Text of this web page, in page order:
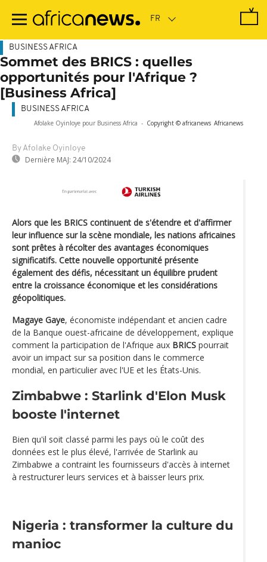
contenu
BUSINESS AFRICA
Sommet des BRICS : quelles
opportunités pour l'Afrique ?
[Business Africa]
Afolake Oyinloye pour Business Africa - Copyright © africanews Africanews
By Afolake Oyinloye
Dernière MAJ: 24/10/2024
BUSINESS AFRICA
Alors que les BRICS continuent de s'étendre et d'affirmer
leur influence sur la scène mondiale, les nations africaines
sont prêtes à récolter des avantages économiques
significatifs. Cette nouvelle opportunité présente
également des défis, nécessitant un équilibre prudent
entre la croissance économique et les considérations
géopolitiques.
Magaye Gaye, économiste indépendant et ancien cadre
de la Banque ouest-africaine de développement, explique
comment la participation de l'Afrique aux BRICS pourrait
avoir un impact sur sa position dans le commerce
mondial, en particulier avec l'UE et les États-Unis.
Zimbabwe : Starlink d'Elon Musk
booste l'internet
Bien qu'il soit classé parmi les pays où le coût des
données est le plus élevé, l'arrivée de Starlink au
Zimbabwe a contraint les fournisseurs d'accès à internet
à restructurer leurs services et à baisser leurs prix.
Nigeria : transformer la culture du
manioc